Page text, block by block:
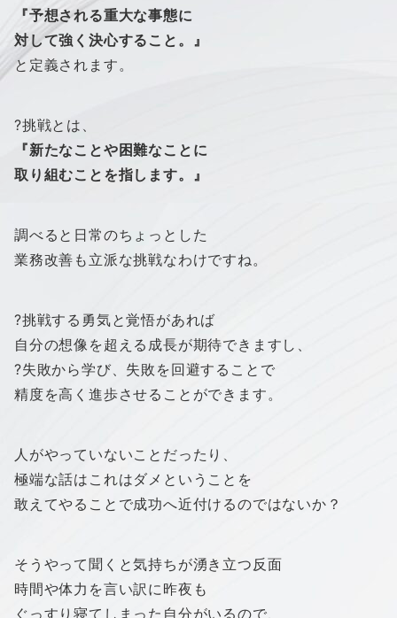
『予想される重大な事態に
対して強く決心すること。』
と定義されます。
?挑戦とは、
『新たなことや困難なことに
取り組むことを指します。』
調べると日常のちょっとした
業務改善も立派な挑戦なわけですね。
?挑戦する勇気と覚悟があれば
自分の想像を超える成長が期待できますし、
?失敗から学び、失敗を回避することで
精度を高く進歩させることができます。
人がやっていないことだったり、
極端な話はこれはダメということを
敢えてやることで成功へ近付けるのではないか？
そうやって聞くと気持ちが湧き立つ反面
時間や体力を言い訳に昨夜も
ぐっすり寝てしまった自分がいるので、